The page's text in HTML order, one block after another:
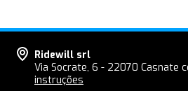
Ridewill srl
Via Socrate, 6 - 22070 Casnate
instruções